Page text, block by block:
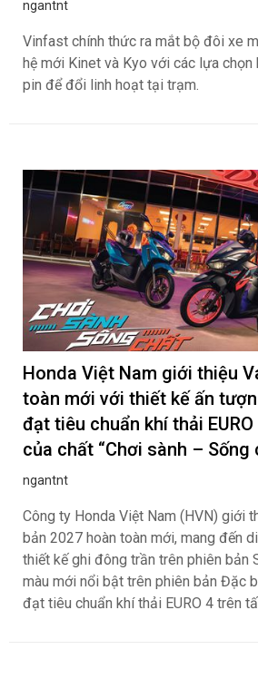
ngantnt
Vinfast chính thức ra mắt bộ đôi xe
hệ mới Kinet và Kyo với các lựa chọn
pin để đổi linh hoạt tại trạm.
Honda Việt Nam giới thiệu
toàn mới với thiết kế ấn
đạt tiêu chuẩn khí thải
của chất “Chơi sành – Sống
ngantnt
Công ty Honda Việt Nam (HVN) giới
bản 2027 hoàn toàn mới, mang đến
thiết kế ghi đông trần trên phiên bản
màu mới nổi bật trên phiên bản Đặc
đạt tiêu chuẩn khí thải EURO 4 trên